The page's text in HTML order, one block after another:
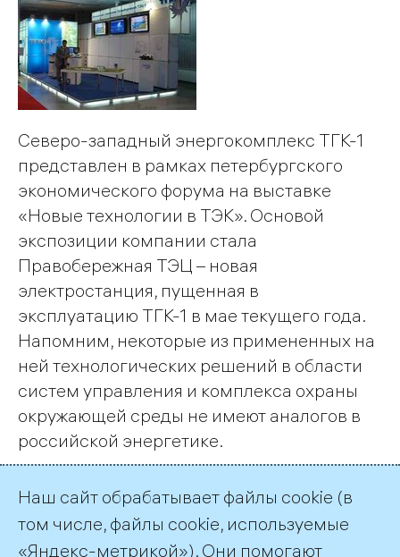
Северо-западный энергокомплекс ТГК-1
представлен в рамках петербургского
экономического форума на выставке
«Новые технологии в ТЭК». Основой
экспозиции компании стала
Правобережная ТЭЦ – новая
электростанция, пущенная в
эксплуатацию ТГК-1 в мае текущего года.
Напомним, некоторые из примененных на
ней технологических решений в области
систем управления и комплекса охраны
окружающей среды не имеют аналогов в
российской энергетике.
Страница 1 из 2.
Наш сайт обрабатывает файлы cookie (в
том числе, файлы cookie, используемые
«Яндекс-метрикой»). Они помогают